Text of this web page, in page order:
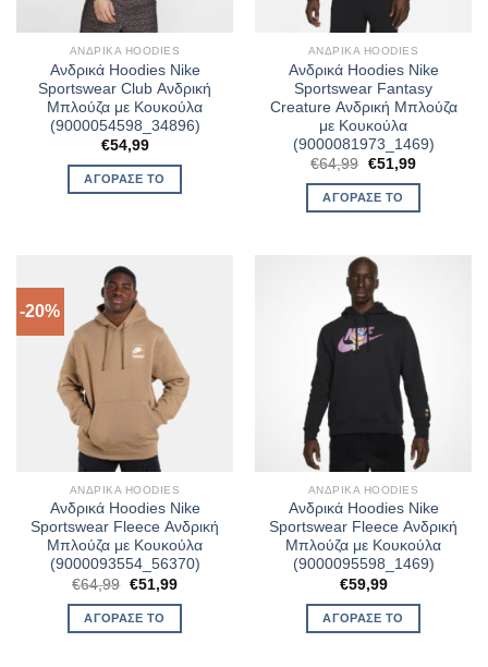
ΑΝΔΡΙΚΆ HOODIES
Ανδρικά Hoodies Nike
Sportswear Club Ανδρική
Μπλούζα με Κουκούλα
(9000054598_34896)
€54,99
ΑΓΌΡΑΣΈ ΤΟ
ΑΝΔΡΙΚΆ HOODIES
Ανδρικά Hoodies Nike
Sportswear Fantasy
Creature Ανδρική Μπλούζα
με Κουκούλα
(9000081973_1469)
€64,99 Original
was:
€64,99.
€51,99Η
ΑΓΌΡΑΣΈ ΤΟ
-20%
ΑΝΔΡΙΚΆ HOODIES
Ανδρικά Hoodies Nike
Sportswear Fleece Ανδρική
Μπλούζα με Κουκούλα
(9000093554_56370)
€64,99 Original
price
was:
€64,99.
€51,99Η
τιμή
ΑΓΌΡΑΣΈ ΤΟ
ΑΝΔΡΙΚΆ HOODIES
Ανδρικά Hoodies Nike
Sportswear Fleece Ανδρική
Μπλούζα με Κουκούλα
(9000095598_1469)
€59,99
ΑΓΌΡΑΣΈ ΤΟ